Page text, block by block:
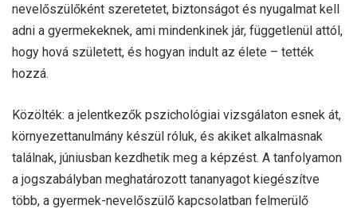
nevelőszülőként szeretetet, biztonságot és nyugalmat kell
adni a gyermekeknek, ami mindenkinek jár, függetlenül attól,
hogy hová született, és hogyan indult az élete – tették
hozzá.
Közölték: a jelentkezők pszichológiai vizsgálaton esnek át,
környezettanulmány készül róluk, és akiket alkalmasnak
találnak, júniusban kezdhetik meg a képzést. A tanfolyamon
a jogszabályban meghatározott tananyagot kiegészítve
több, a gyermek-nevelőszülő kapcsolatban felmerülő